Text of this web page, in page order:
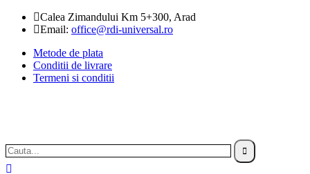
Calea Zimandului Km 5+300, Arad
Email: office@rdi-universal.ro
Metode de plata
Conditii de livrare
Termeni si conditii